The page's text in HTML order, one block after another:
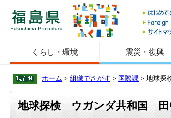
福島県
くらし・環境 震災・復興
ホーム > 組織でさがす > 国際課 > 地球
地球探検 ウガンダ共和国